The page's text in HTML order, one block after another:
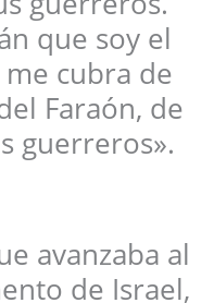
que soy el
cubra de
Faraón, de
guerreros».
avanzaba al
de Israel,